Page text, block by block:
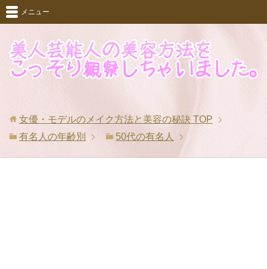
メニュー
女優・モデルのメイク方法と美容の秘訣 TOP
有名人の年齢別
50代の有名人